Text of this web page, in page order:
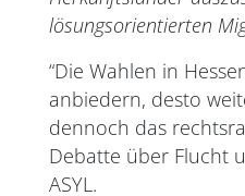
lösungsorientierten
“Die Wahlen in
anbiedern, desto
dennoch das
Debatte über Flucht
ASYL.